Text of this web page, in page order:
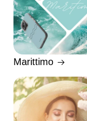
Marittimo